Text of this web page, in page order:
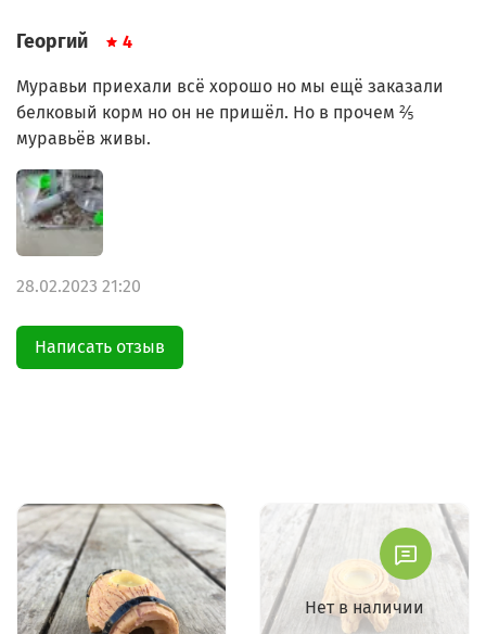
Георгий 4
Муравьи приехали всё хорошо но мы ещё заказали
белковый корм но он не пришёл. Но в прочем ⅖
муравьёв живы.
28.02.2023 21:20
Написать отзыв
Нет в наличии